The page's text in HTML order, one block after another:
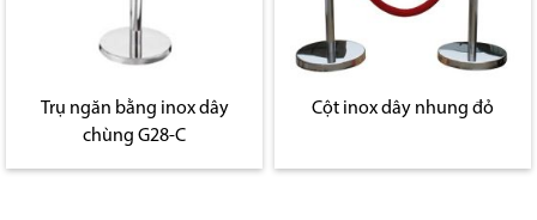
Trụ ngăn bằng inox dây
chùng G28-C
Cột inox dây nhung đỏ